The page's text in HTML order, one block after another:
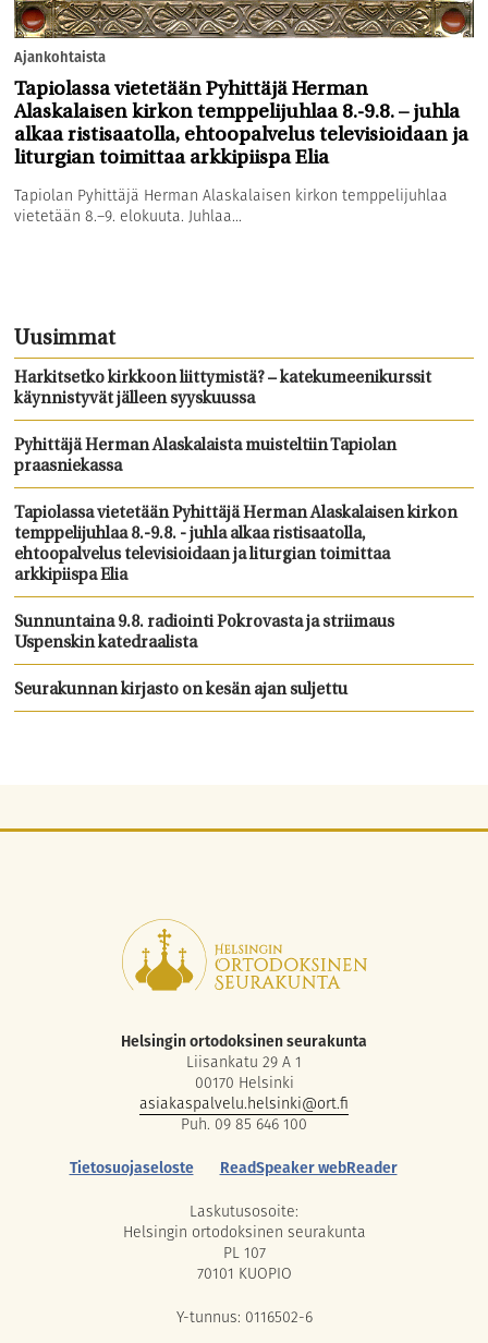
Ajankohtaista
Tapiolassa vietetään Pyhittäjä Herman
Alaskalaisen kirkon temppelijuhlaa 8.-9.8. – juhla
alkaa ristisaatolla, ehtoopalvelus televisioidaan ja
liturgian toimittaa arkkipiispa Elia
Tapiolan Pyhittäjä Herman Alaskalaisen kirkon temppelijuhlaa
vietetään 8.–9. elokuuta. Juhlaa...
Uusimmat
Harkitsetko kirkkoon liittymistä? – katekumeenikurssit
käynnistyvät jälleen syyskuussa
Pyhittäjä Herman Alaskalaista muisteltiin Tapiolan
praasniekassa
Tapiolassa vietetään Pyhittäjä Herman Alaskalaisen kirkon
temppelijuhlaa 8.-9.8. - juhla alkaa ristisaatolla,
ehtoopalvelus televisioidaan ja liturgian toimittaa
arkkipiispa Elia
Sunnuntaina 9.8. radiointi Pokrovasta ja striimaus
Uspenskin katedraalista
Seurakunnan kirjasto on kesän ajan suljettu
Helsingin ortodoksinen seurakunta
Liisankatu 29 A 1
00170 Helsinki
asiakaspalvelu.helsinki@ort.fi
Puh. 09 85 646 100
Tietosuojaseloste
ReadSpeaker webReader
Laskutusosoite:
Helsingin ortodoksinen seurakunta
PL 107
70101 KUOPIO
Y-tunnus: 0116502-6